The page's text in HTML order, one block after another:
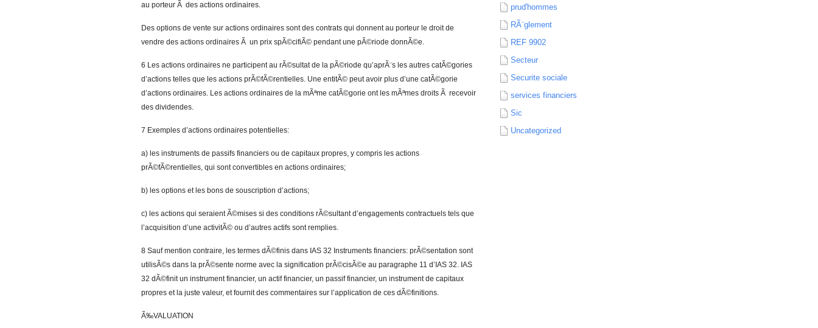
au porteur Ã des actions ordinaires.
Des options de vente sur actions ordinaires sont des contrats qui donnent au porteur le droit de
vendre des actions ordinaires Ã un prix spÃ©cifiÃ© pendant une pÃ©riode donnÃ©e.
6 Les actions ordinaires ne participent au rÃ©sultat de la pÃ©riode qu’aprÃ¨s les autres catÃ©gories
d’actions telles que les actions prÃ©fÃ©rentielles. Une entitÃ© peut avoir plus d’une catÃ©gorie
d’actions ordinaires. Les actions ordinaires de la mÃªme catÃ©gorie ont les mÃªmes droits Ã recevoir
des dividendes.
7 Exemples d’actions ordinaires potentielles:
a) les instruments de passifs financiers ou de capitaux propres, y compris les actions
prÃ©fÃ©rentielles, qui sont convertibles en actions ordinaires;
b) les options et les bons de souscription d’actions;
c) les actions qui seraient Ã©mises si des conditions rÃ©sultant d’engagements contractuels tels que
l’acquisition d’une activitÃ© ou d’autres actifs sont remplies.
8 Sauf mention contraire, les termes dÃ©finis dans IAS 32 Instruments financiers: prÃ©sentation sont
utilisÃ©s dans la prÃ©sente norme avec la signification prÃ©cisÃ©e au paragraphe 11 d’IAS 32. IAS
32 dÃ©finit un instrument financier, un actif financier, un passif financier, un instrument de capitaux
propres et la juste valeur, et fournit des commentaires sur l’application de ces dÃ©finitions.
Ã‰VALUATION
prud'hommes
RÃ¨glement
REF 9902
Secteur
Securite sociale
services financiers
Sic
Uncategorized